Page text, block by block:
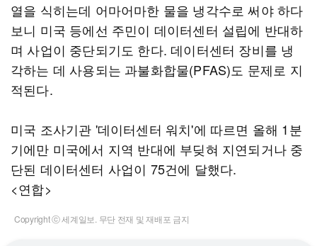
열을 식히는데 어마어마한 물을 냉각수로 써야 하다
보니 미국 등에선 주민이 데이터센터 설립에 반대하
며 사업이 중단되기도 한다. 데이터센터 장비를 냉
각하는 데 사용되는 과불화합물(PFAS)도 문제로 지
적된다.
미국 조사기관 '데이터센터 워치'에 따르면 올해 1분
기에만 미국에서 지역 반대에 부딪혀 지연되거나 중
단된 데이터센터 사업이 75건에 달했다.
<연합>
Copyright ⓒ 세계일보. 무단 전재 및 재배포 금지